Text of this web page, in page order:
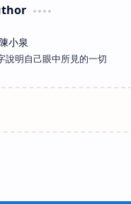
說明自己眼中所見的一切